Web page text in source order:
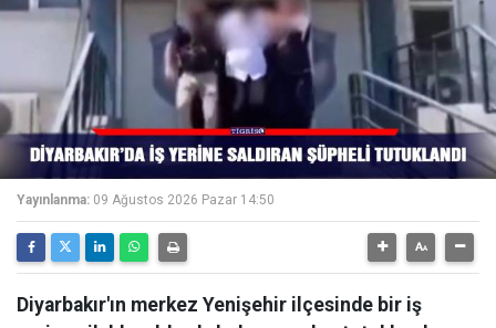
Yayınlanma: 09 Ağustos 2026 Pazar 14:50
Diyarbakır'ın merkez Yenişehir ilçesinde bir iş